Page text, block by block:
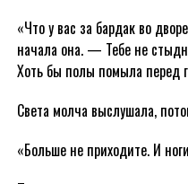
«Что у вас за бардак во
начала она. — Тебе не
Хоть бы полы помыла перед
Света молча выслушала,
«Больше не приходите. И